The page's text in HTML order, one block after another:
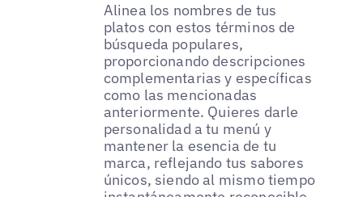
Alinea los nombres de tus
platos con estos términos de
búsqueda populares,
proporcionando descripciones
complementarias y específicas
como las mencionadas
anteriormente. Quieres darle
personalidad a tu menú y
mantener la esencia de tu
marca, reflejando tus sabores
únicos, siendo al mismo tiempo